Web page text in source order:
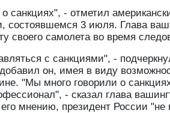
санкциях", - отметил
состоявшемся 3 июля. Глава
своего самолета во время
с санкциями", -
он, имея в виду
"Мы много говорили о
- сказал глава
мнению, президент России "не